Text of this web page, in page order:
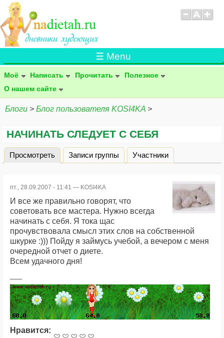
☰ Menu
Моё Написать Прочитать
Полезное
О нашем сайте
Блоги > Блог пользователя KOSI4KA >
НАЧИНАТЬ СЛЕДУЕТ С СЕБЯ
Главные вкладки
Просмотреть (активная вкладка)
Записи группы Участники
пт., 28.09.2007 - 11:41 — KOSI4KA
И все же правильно говорят, что
советовать все мастера. Нужно всегда
начинать с себя. Я тока щас
прочувствовала смысл этих слов на собственной
шкурке :))) Пойду я займусь учебой, а вечером с меня
очередной отчет о диете.
Всем удачного дня!
Нравится: